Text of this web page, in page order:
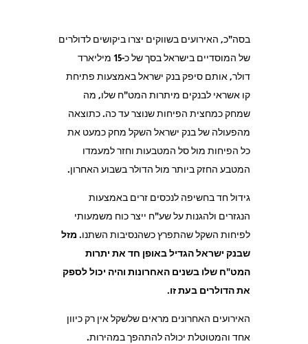
בסה"כ, האירועים בשווקים יצרו ביקושים לדולרים
של המוסדיים בישראל בסך של כ-15 מיליארד
דולר, אותם סיפק בנק ישראל באמצעות פתיחת
קו אשראי לבנקים מיתרות המט"ח שלו, מה
שמחק כמחצית הפיחות שנוצר עד כה. כתוצאה
מהפעולה של בנק ישראל השקל מחק כמעט את
כל הפיחות מול סל המטבעות וחזר למעמדו
המטבע החזק ביותר מול הדולר בשבוע האחרון.
גידול חד בחשיפה לנכסים זרים באמצעות
הנגזרים ולהגנות על שע"ח ייצר כוח משמעותי
לפיחות השקל שהתפרץ כשהנסיבות השתנו. מזל
שבנק ישראל הגדיל באופן חד את יתרות
המט"ח שלו בשנים האחרונות והיה יכול לספק
את הדולרים בעת זו.
האירועים האחרונים מראים שלשקל אין רק כיוון
אחד והמטוטלת יכולה להתהפך במהירות.